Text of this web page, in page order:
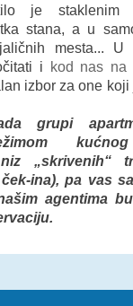
je staklenim
stana, a u
mesta...
i
kod nas na
izbor za one
grupi
„skrivenih“
ina), pa vas
agentima